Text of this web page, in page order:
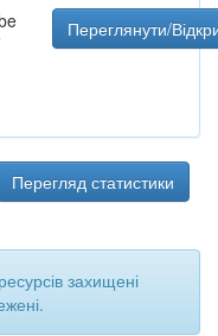
Переглянути/
Перегляд статистики
захищені